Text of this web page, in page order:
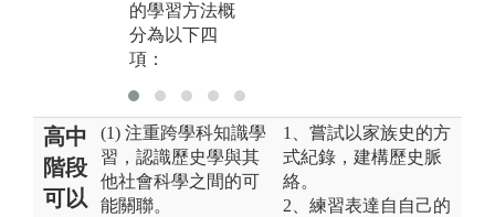
的學習方法概
分為以下四
項：
高中
階段
可以
(1) 注重跨學科知識學
習，認識歷史學與其
他社會科學之間的可
能關聯。
1、嘗試以家族史的方
式紀錄，建構歷史脈
絡。
2、練習表達自自己的